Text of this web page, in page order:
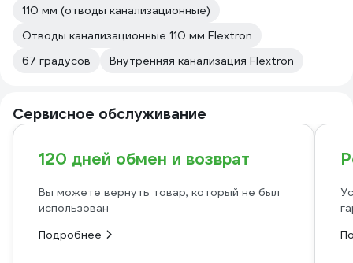
110 мм (отводы канализационные)
Отводы канализационные 110 мм Flextron
67 градусов
Внутренняя канализация Flextron
Сервисное обслуживание
120 дней обмен и возврат
Вы можете вернуть товар, который не был
использован
Подробнее